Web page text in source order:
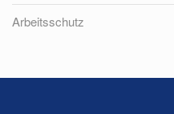
Arbeitsschutz